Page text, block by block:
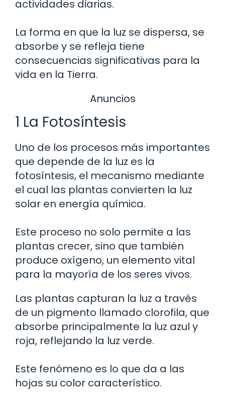
actividades diarias.
La forma en que la luz se dispersa, se
absorbe y se refleja tiene
consecuencias significativas para la
vida en la Tierra.
Anuncios
1 La Fotosíntesis
Uno de los procesos más importantes
que depende de la luz es la
fotosíntesis, el mecanismo mediante
el cual las plantas convierten la luz
solar en energía química.
Este proceso no solo permite a las
plantas crecer, sino que también
produce oxígeno, un elemento vital
para la mayoría de los seres vivos.
Las plantas capturan la luz a través
de un pigmento llamado clorofila, que
absorbe principalmente la luz azul y
roja, reflejando la luz verde.
Este fenómeno es lo que da a las
hojas su color característico.